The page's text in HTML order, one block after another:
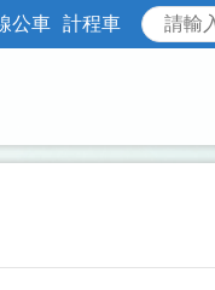
公車 計程車